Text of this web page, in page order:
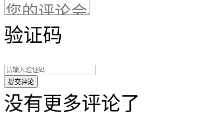
验证码
没有更多评论了